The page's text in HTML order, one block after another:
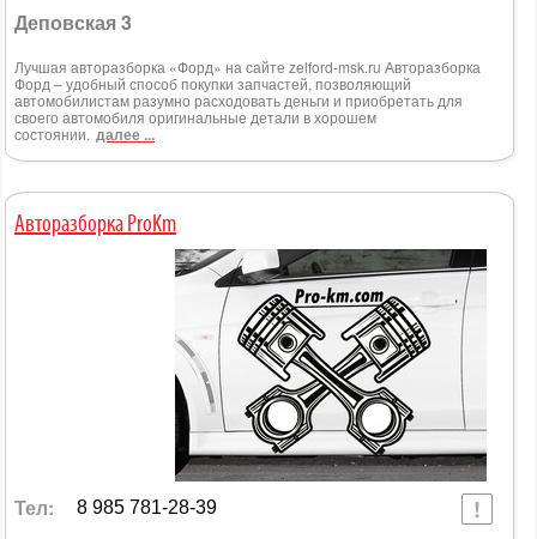
Деповская 3
Лучшая авторазборка «Форд» на сайте zelford-msk.ru Авторазборка
Форд – удобный способ покупки запчастей, позволяющий
автомобилистам разумно расходовать деньги и приобретать для
своего автомобиля оригинальные детали в хорошем
состоянии. далее ...
Авторазборка ProKm
Тел: 8 985 781-28-39